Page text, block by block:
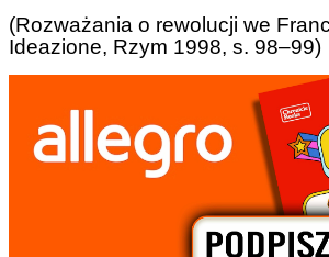
(Rozważania o rewolucji we
Ideazione, Rzym 1998, s. 98–99)